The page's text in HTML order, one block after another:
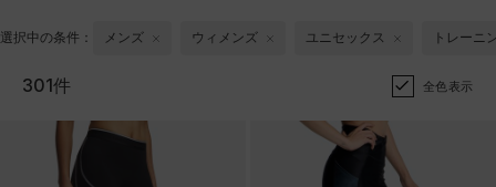
選択中の条件： メンズ ウィメンズ ユニセックス トレーニ
301件 全色表示